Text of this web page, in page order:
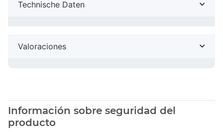
Technische Daten
Valoraciones
Información sobre seguridad del
producto